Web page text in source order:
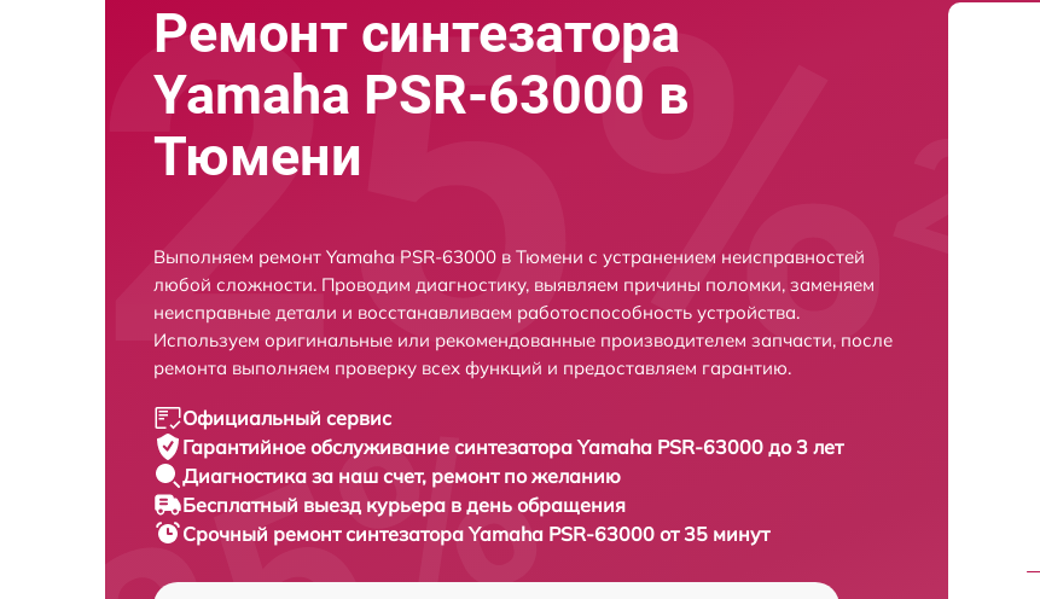
Ремонт синтезатора
Yamaha PSR-63000 в
Тюмени
Выполняем ремонт Yamaha PSR-63000 в Тюмени с устранением неисправностей
любой сложности. Проводим диагностику, выявляем причины поломки, заменяем
неисправные детали и восстанавливаем работоспособность устройства.
Используем оригинальные или рекомендованные производителем запчасти, после
ремонта выполняем проверку всех функций и предоставляем гарантию.
Официальный сервис
Гарантийное обслуживание синтезатора Yamaha PSR-63000 до 3 лет
Диагностика за наш счет, ремонт по желанию
Бесплатный выезд курьера в день обращения
Срочный ремонтсинтезатора Yamaha PSR-63000 от 35 минут